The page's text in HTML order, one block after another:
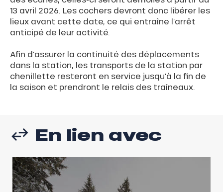
13 avril 2026. Les cochers devront donc libérer les
lieux avant cette date, ce qui entraîne l’arrêt
anticipé de leur activité.
Afin d’assurer la continuité des déplacements
dans la station, les transports de la station par
chenillette resteront en service jusqu’à la fin de
la saison et prendront le relais des traîneaux.
En lien avec